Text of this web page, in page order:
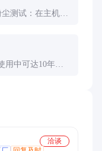
测试：在主机进
用中可达10年。
洽谈